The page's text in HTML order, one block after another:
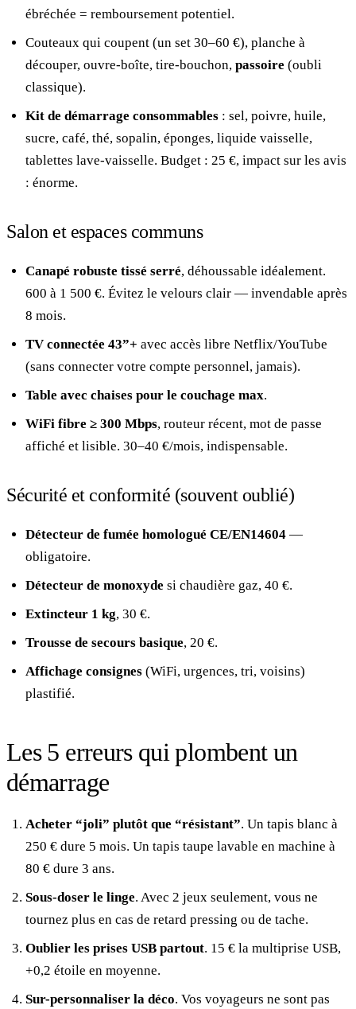
ébréchée = remboursement potentiel.
Couteaux qui coupent (un set 30–60 €), planche à
découper, ouvre-boîte, tire-bouchon, passoire (oubli
classique).
Kit de démarrage consommables : sel, poivre, huile,
sucre, café, thé, sopalin, éponges, liquide vaisselle,
tablettes lave-vaisselle. Budget : 25 €, impact sur les avis
: énorme.
Salon et espaces communs
Canapé robuste tissé serré, déhoussable idéalement.
600 à 1 500 €. Évitez le velours clair — invendable après
8 mois.
TV connectée 43”+ avec accès libre Netflix/YouTube
(sans connecter votre compte personnel, jamais).
Table avec chaises pour le couchage max.
WiFi fibre ≥ 300 Mbps, routeur récent, mot de passe
affiché et lisible. 30–40 €/mois, indispensable.
Sécurité et conformité (souvent oublié)
Détecteur de fumée homologué CE/EN14604 —
obligatoire.
Détecteur de monoxyde si chaudière gaz, 40 €.
Extincteur 1 kg, 30 €.
Trousse de secours basique, 20 €.
Affichage consignes (WiFi, urgences, tri, voisins)
plastifié.
Les 5 erreurs qui plombent un
démarrage
Acheter “joli” plutôt que “résistant”. Un tapis blanc à
250 € dure 5 mois. Un tapis taupe lavable en machine à
80 € dure 3 ans.
Sous-doser le linge. Avec 2 jeux seulement, vous ne
tournez plus en cas de retard pressing ou de tache.
Oublier les prises USB partout. 15 € la multiprise USB,
+0,2 étoile en moyenne.
Sur-personnaliser la déco. Vos voyageurs ne sont pas